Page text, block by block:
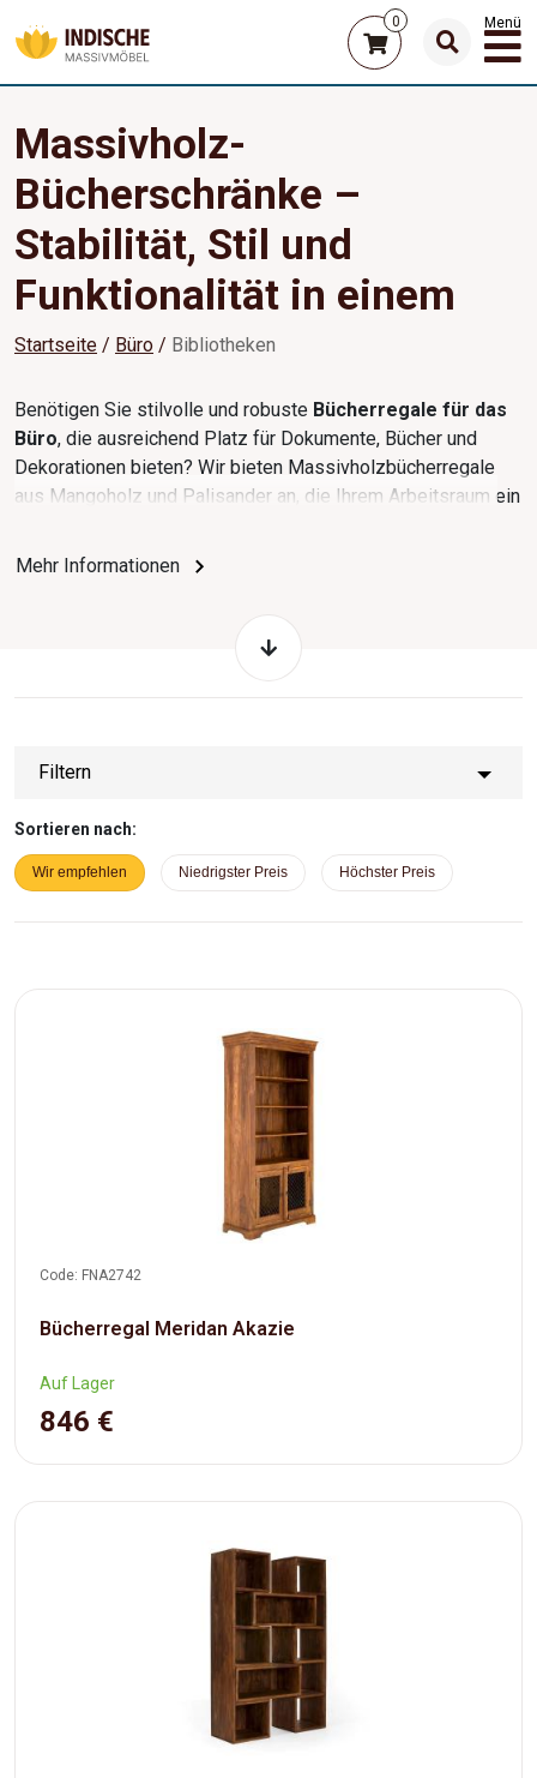
0 Menü
Massivholz-
Bücherschränke –
Stabilität, Stil und
Funktionalität in einem
Startseite Büro Bibliotheken
Benötigen Sie stilvolle und robuste Bücherregale für das
Büro, die ausreichend Platz für Dokumente, Bücher und
Dekorationen bieten? Wir bieten Massivholzbücherregale
aus Mangoholz und Palisander an, die Ihrem Arbeitsraum ein
verleihen.
Mehr Informationen
Filtern
Sortieren nach:
Wir empfehlen Niedrigster Preis Höchster Preis
Code: FNA2742
Bücherregal Meridan Akazie
Auf Lager
846 €